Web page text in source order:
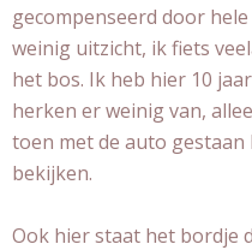
gecompenseerd door
weinig uitzicht, ik fiets
het bos. Ik heb hier 10
herken er weinig van,
toen met de auto
bekijken.
Ook hier staat het bordje